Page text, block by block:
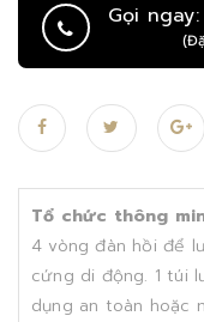
Gọi ngay:
Tổ chức thông
4 vòng đàn hồi để
cứng di động. 1 túi
dụng an toàn hoặc